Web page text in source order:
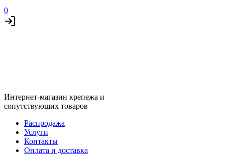
0
Интернет-магазин крепежа и
сопутствующих товаров
Распродажа
Услуги
Контакты
Оплата и доставка